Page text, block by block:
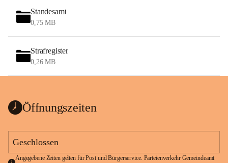
Standesamt
0,75 MB
Strafregister
0,26 MB
Öffnungszeiten
Geschlossen
Angegebene Zeiten gelten für Post und Bürgerservice. Parteienverkehr Gemeindeamt